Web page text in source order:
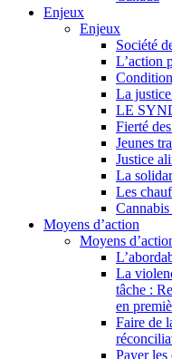
Enjeux
Enjeux
Société
L’action
La
LE
Fierté
Jeunes
Justice
La
Les
Moyens d’action
Moyens
La
tâche :
en
Faire de
Payer les